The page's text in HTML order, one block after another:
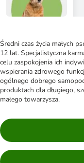
Średni czas życia małych
12 lat. Specjalistyczna
celu zaspokojenia ich
wspierania zdrowego
ogólnego dobrego
produktach dla długiego,
małego towarzysza.